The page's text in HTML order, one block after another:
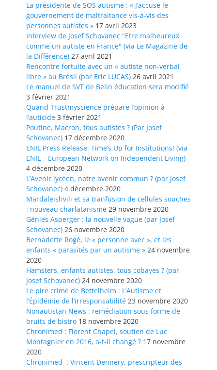
La présidente de SOS autisme : « J’accuse le
gouvernement de maltraitance vis-à-vis des
personnes autistes » 17 avril 2023
Interview de Josef Schovanec "Etre malheureux
comme un autiste en France" (via Le Magazine de
la Différence) 27 avril 2021
Rencontre fortuite avec un « autiste non-verbal
libre » au Brésil (par Eric LUCAS) 26 avril 2021
Le manuel de SVT de Belin éducation sera modifié
3 février 2021
Quand Trustmyscience prépare l’opinion à
l’auticide 3 février 2021
Poutine, Macron, tous autistes ? (Par Josef
Schovanec) 17 décembre 2020
ENIL Press Release: Time’s Up for Institutions! (via
ENIL – European Network on Independent Living)
4 décembre 2020
L’Avenir lycéen, notre avenir commun ? (par Josef
Schovanec) 4 décembre 2020
Mardaleishvili et sa tranfusion de cellules souches
: nouveau charlatanisme 29 novembre 2020
Génies Asperger : la nouvelle vague (par Josef
Schovanec) 26 novembre 2020
Bernadette Rogé, le « personne avec », et les
enfants « parasités par un autisme » 24 novembre
2020
Hamsters, enfants autistes, tous cobayes ? (par
Josef Schovanec) 24 novembre 2020
Le pire crime de Bettelheim : L’Autisme et
l’Épidémie de l’irresponsabilité 23 novembre 2020
Nonautistan News : remédiation sous forme de
bruits de bistro 18 novembre 2020
Chronimed : Florent Chapel, soutien de Luc
Montagnier en 2016, a-t-il changé ? 17 novembre
2020
Chronimed : Vincent Dennery, prescripteur des